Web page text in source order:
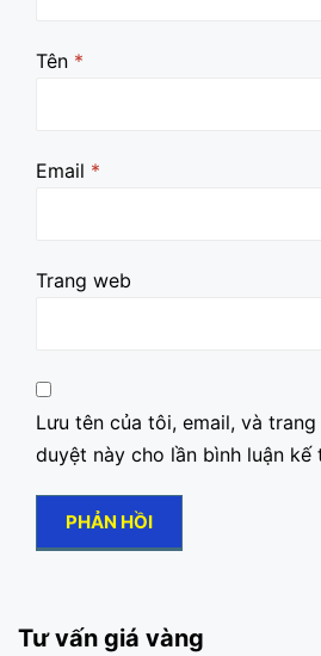
Tên *
Email *
Trang web
Lưu tên của tôi, email, và
duyệt này cho lần bình luận kế
Tư vấn giá vàng